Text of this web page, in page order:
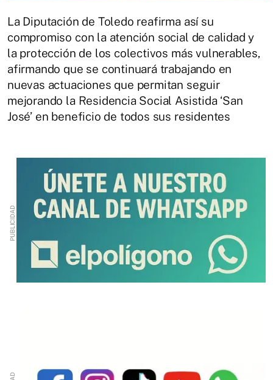
La Diputación de Toledo reafirma así su
compromiso con la atención social de calidad y
la protección de los colectivos más vulnerables,
afirmando que se continuará trabajando en
nuevas actuaciones que permitan seguir
mejorando la Residencia Social Asistida ‘San
José’ en beneficio de todos sus residentes